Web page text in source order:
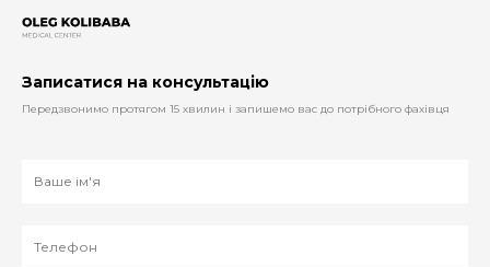
Записатися на консультацію
Передзвонимо протягом 15 хвилин і запишемо вас до потрібного фахівця